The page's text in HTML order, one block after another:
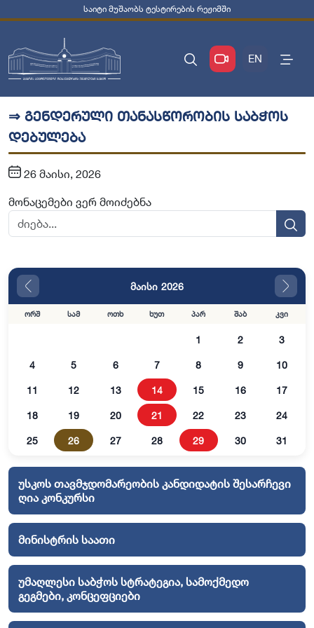
საიტი მუშაობს ტესტირების რეჟიმში
EN
⇒ გენდერული თანასწორობის საბჭოს
დებულება
26 მაისი, 2026
მონაცემები ვერ მოიძებნა
მაისი 2026
ორშ სამ ოთხ ხუთ პარ შაბ კვი
1 2 3
4 5 6 7 8 9 10
11 12 13 14 15 16 17
18 19 20 21 22 23 24
25 26 27 28 29 30 31
უსკოს თავმჯდომარეობის კანდიდატის შესარჩევი
ღია კონკურსი
მინისტრის საათი
უმაღლესი საბჭოს სტრატეგია, სამოქმედო
გეგმები, კონცეფციები